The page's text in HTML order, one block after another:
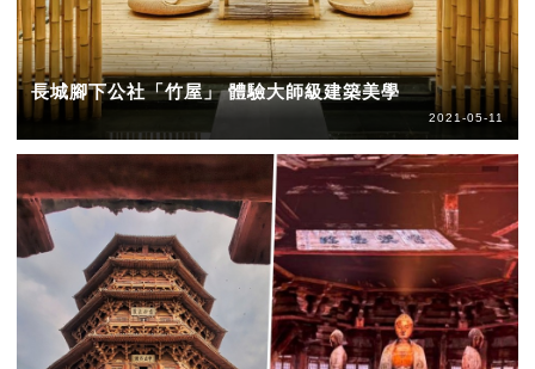
長城腳下公社「竹屋」 體驗大師級建築美學
2021-05-11